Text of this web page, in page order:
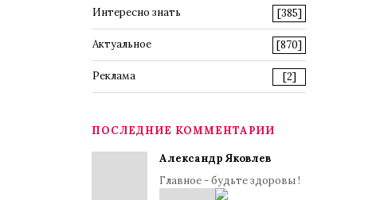
Интересно знать [385]
Актуальное [870]
Реклама [2]
ПОСЛЕДНИЕ КОММЕНТАРИИ
Александр Яковлев
Главное - будьте здоровы !